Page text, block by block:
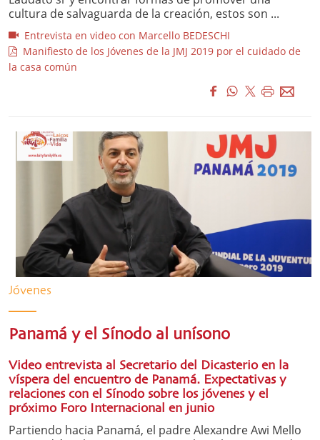
cultura de salvaguarda de la creación, estos son ...
Entrevista en video con Marcello BEDESCHI
Manifiesto de los Jóvenes de la JMJ 2019 por el cuidado de
la casa común
Jóvenes
Panamá y el Sínodo al unísono
Video entrevista al Secretario del Dicasterio en la
víspera del encuentro de Panamá. Expectativas y
relaciones con el Sínodo sobre los jóvenes y el
próximo Foro Internacional en junio
Partiendo hacia Panamá, el padre Alexandre Awi Mello